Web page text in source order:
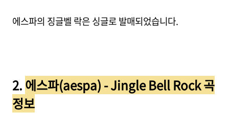
에스파의 징글벨 락은 싱글로 발매되었습니다.
2.에스파(aespa) - Jingle Bell Rock 곡
정보